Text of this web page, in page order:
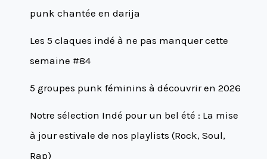
punk chantée en darija
Les 5 claques indé à ne pas manquer cette
semaine #84
5 groupes punk féminins à découvrir en 2026
Notre sélection Indé pour un bel été : La mise
à jour estivale de nos playlists (Rock, Soul,
Rap)